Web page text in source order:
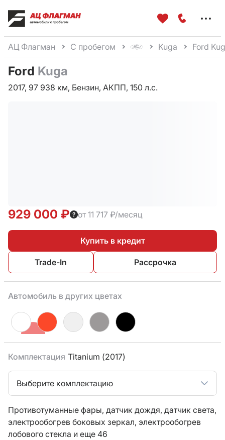
АЦ Флагман С пробегом Kuga Ford
Ford Kuga
2017, 97 938 км, Бензин, АКПП, 150 л.с.
929 000 ₽ от 11 717 ₽/месяц
Купить в кредит
Trade-In Рассрочка
Автомобиль в других цветах
Комплектация Titanium (2017)
Выберите комплектацию
Противотуманные фары, датчик дождя, датчик света,
электрообогрев боковых зеркал, электрообогрев
лобового стекла и еще 46